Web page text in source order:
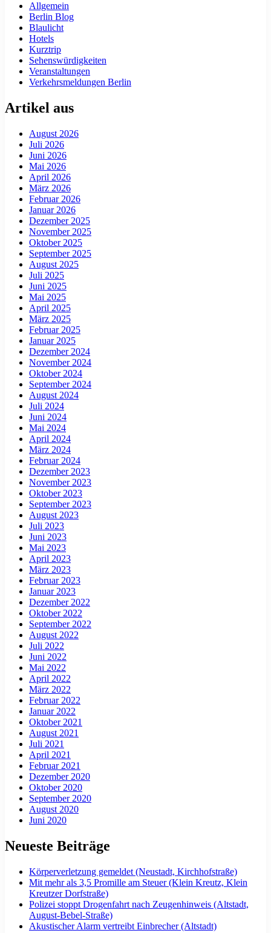
Allgemein
Berlin Blog
Blaulicht
Hotels
Kurztrip
Sehenswürdigkeiten
Veranstaltungen
Verkehrsmeldungen Berlin
Artikel aus
August 2026
Juli 2026
Juni 2026
Mai 2026
April 2026
März 2026
Februar 2026
Januar 2026
Dezember 2025
November 2025
Oktober 2025
September 2025
August 2025
Juli 2025
Juni 2025
Mai 2025
April 2025
März 2025
Februar 2025
Januar 2025
Dezember 2024
November 2024
Oktober 2024
September 2024
August 2024
Juli 2024
Juni 2024
Mai 2024
April 2024
März 2024
Februar 2024
Dezember 2023
November 2023
Oktober 2023
September 2023
August 2023
Juli 2023
Juni 2023
Mai 2023
April 2023
März 2023
Februar 2023
Januar 2023
Dezember 2022
Oktober 2022
September 2022
August 2022
Juli 2022
Juni 2022
Mai 2022
April 2022
März 2022
Februar 2022
Januar 2022
Oktober 2021
August 2021
Juli 2021
April 2021
Februar 2021
Dezember 2020
Oktober 2020
September 2020
August 2020
Juni 2020
Neueste Beiträge
Körperverletzung gemeldet (Neustadt, Kirchhofstraße)
Mit mehr als 3,5 Promille am Steuer (Klein Kreutz, Klein
Kreutzer Dorfstraße)
Polizei stoppt Drogenfahrt nach Zeugenhinweis (Altstadt,
August-Bebel-Straße)
Akustischer Alarm vertreibt Einbrecher (Altstadt)